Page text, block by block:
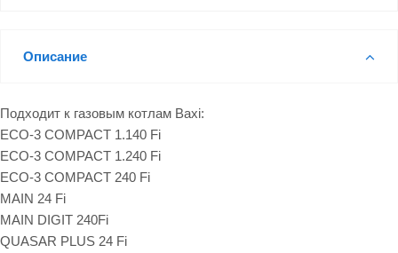
Описание
Подходит к газовым котлам Baxi:
ECO-3 COMPACT 1.140 Fi
ECO-3 COMPACT 1.240 Fi
ECO-3 COMPACT 240 Fi
MAIN 24 Fi
MAIN DIGIT 240Fi
QUASAR PLUS 24 Fi